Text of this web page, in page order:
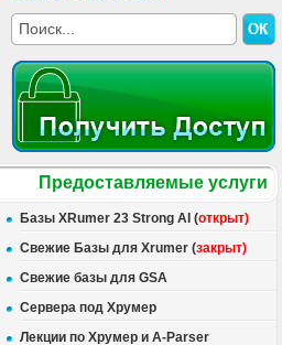
Предоставляемые услуги
Базы XRumer 23 Strong AI (открыт)
Свежие Базы для Xrumer (закрыт)
Свежие базы для GSA
Сервера под Хрумер
Лекции по Хрумер и A-Parser